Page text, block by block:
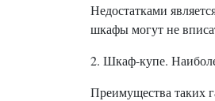
Недостатками
шкафы могут не
2. Шкаф-купе.
Преимущества таких